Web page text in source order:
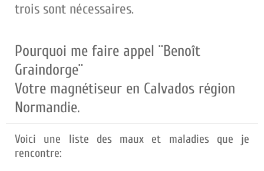
trois sont nécessaires.
Pourquoi me faire appel ¨Benoît
Graindorge¨
Votre magnétiseur en Calvados région
Normandie.
Voici une liste des maux et maladies que je
rencontre: